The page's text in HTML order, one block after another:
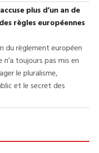
plus d’un an de
règles européennes
du règlement européen
toujours pas mis en
le pluralisme,
et le secret des